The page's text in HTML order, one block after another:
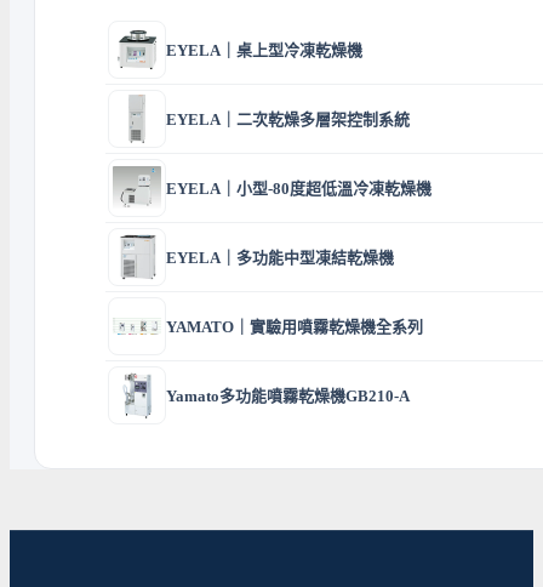
EYELA｜桌上型冷凍乾燥機
EYELA｜二次乾燥多層架控制系統
EYELA｜小型-80度超低溫冷凍乾燥機
EYELA｜多功能中型凍結乾燥機
YAMATO｜實驗用噴霧乾燥機全系列
Yamato多功能噴霧乾燥機GB210-A